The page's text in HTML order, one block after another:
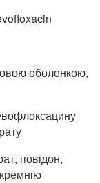
оболонкою,
повідон,